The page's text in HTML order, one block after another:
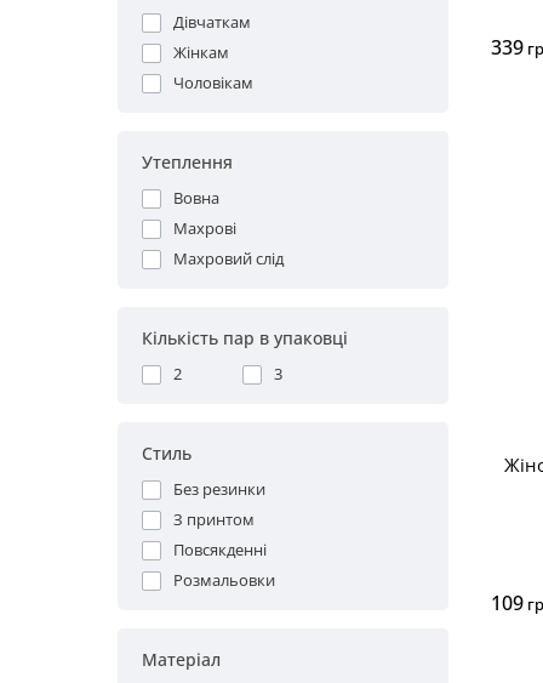
Дівчаткам
Жінкам
Чоловікам
Утеплення
Вовна
Махрові
Махровий слід
Кількість пар в упаковці
2 3
Стиль
Без резинки
З принтом
Повсякденні
Розмальовки
Матеріал
339
109